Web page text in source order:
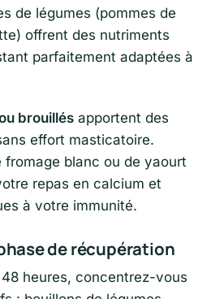
de légumes (pommes de
offrent des nutriments
parfaitement adaptées à
brouillés apportent des
effort masticatoire.
blanc ou de yaourt
repas en calcium et
à votre immunité.
de récupération
heures, concentrez-vous